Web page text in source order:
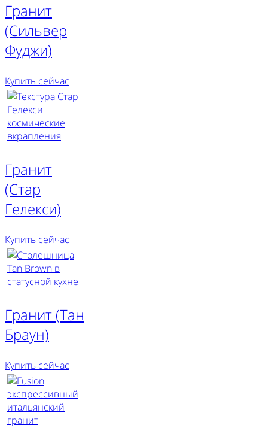
Гранит
(Сильвер
Фуджи)
Купить сейчас
Гранит
(Стар
Гелекси)
Купить сейчас
Гранит (Тан
Браун)
Купить сейчас